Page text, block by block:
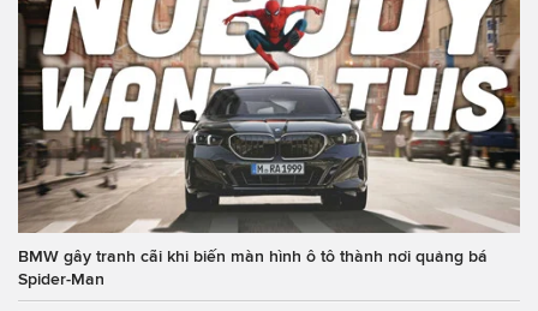
BMW gây tranh cãi khi biến màn hình ô tô thành nơi quảng bá
Spider-Man